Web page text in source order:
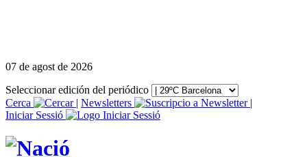
07 de agost de 2026
Seleccionar edición del periódico
Cerca
| Newsletters
|
Iniciar Sessió